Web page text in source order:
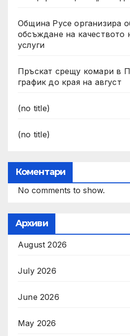
Община Русе организира
обсъждане на качеството
услуги
Пръскат срещу комари в
график до края на август
(no title)
(no title)
Коментари
No comments to show.
Архиви
August 2026
July 2026
June 2026
May 2026